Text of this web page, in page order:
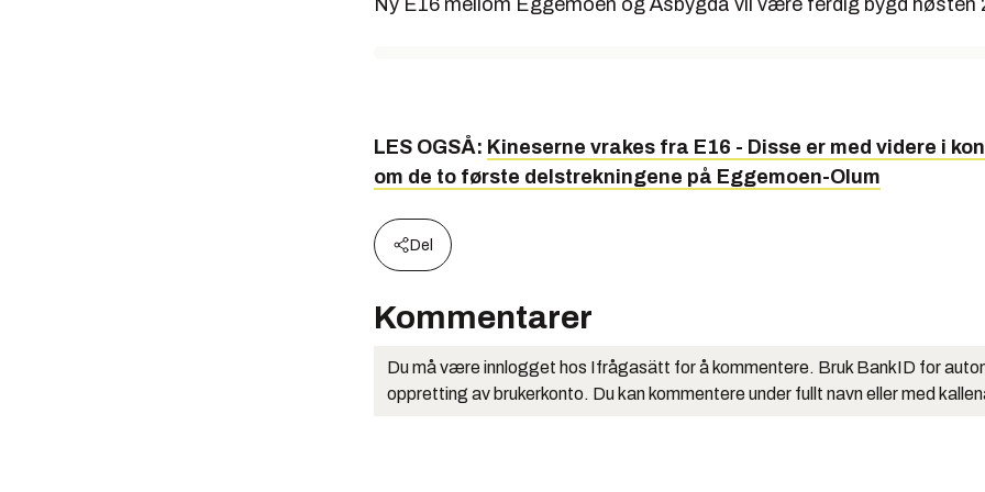
Ny E16 mellom Eggemoen og Åsbygda vil være ferdig bygd høsten
LES OGSÅ: Kineserne vrakes fra E16 - Disse er med videre i
om de to første delstrekningene på Eggemoen-Olum
Del
Kommentarer
Du må være innlogget hos Ifrågasätt for å kommentere. Bruk BankID for
oppretting av brukerkonto. Du kan kommentere under fullt navn eller med